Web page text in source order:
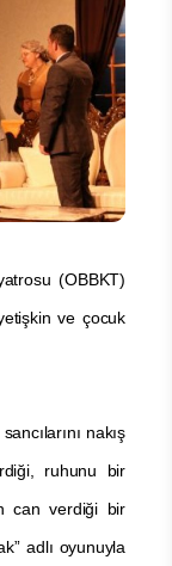
(OBBKT)
ve çocuk
nakış
ruhunu bir
can verdiği bir
adlı oyunuyla